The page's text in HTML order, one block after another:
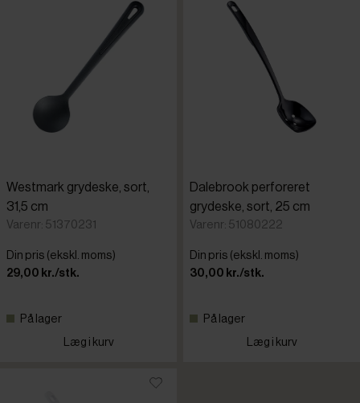
Westmark grydeske, sort,
31,5 cm
Varenr: 51370231
Din pris (ekskl. moms)
29,00 kr./stk.
På lager
Læg i kurv
Dalebrook perforeret
grydeske, sort, 25 cm
Varenr: 51080222
Din pris (ekskl. moms)
30,00 kr./stk.
På lager
Læg i kurv